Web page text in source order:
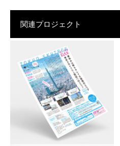
関連プロジェクト